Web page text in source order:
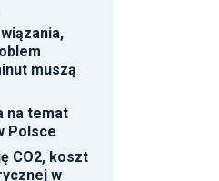
muszą
na temat
Polsce
CO2, koszt
w